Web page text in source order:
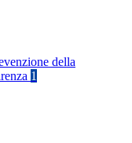
della
1